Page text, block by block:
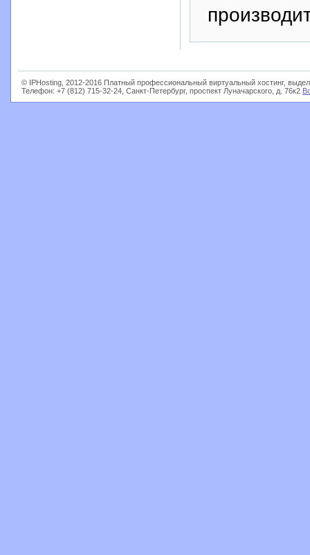
© IPHosting, 2012-2016 Платный профессиональный виртуальный хостинг,
Телефон: +7 (812) 715-32-24, Санкт-Петербург, проспект Луначарского, д. 76к2